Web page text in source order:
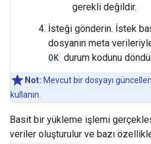
gerekli değildir.
İsteği gönderin. İstek
dosyanın meta
OK durum kodunu
Not: Mevcut bir dosyayı
kullanın.
Basit bir yükleme işlemi
veriler oluşturulur ve bazı